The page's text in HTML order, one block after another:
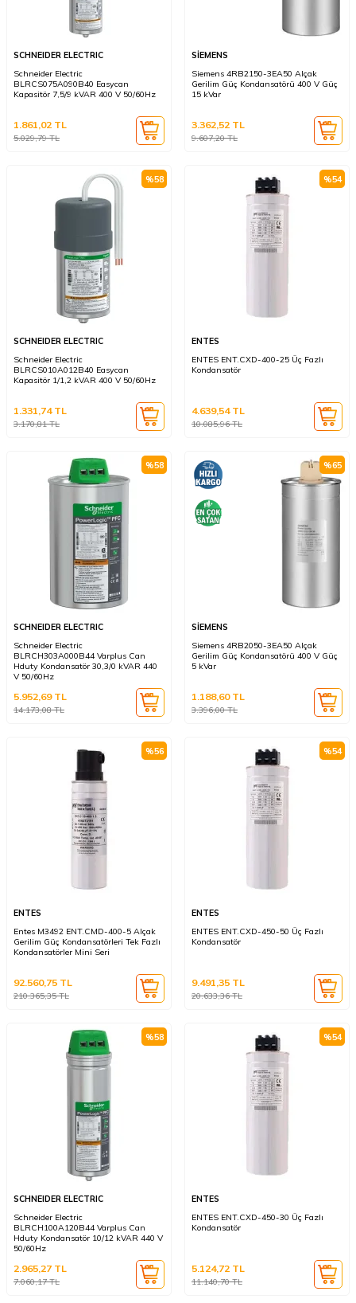
SCHNEIDER ELECTRIC
Schneider Electric
BLRCS075A090B40 Easycan
Kapasitör 7,5/9 kVAR 400 V 50/60Hz
5.029,79TL
1.861,02 TL
SİEMENS
Siemens 4RB2150-3EA50 Alçak
Gerilim Güç Kondansatörü 400 V Güç
15 kVar
9.607,20TL
3.362,52 TL
%58
SCHNEIDER ELECTRIC
Schneider Electric
BLRCS010A012B40 Easycan
Kapasitör 1/1,2 kVAR 400 V 50/60Hz
3.170,81TL
1.331,74TL
%54
ENTES
ENTES ENT.CXD-400-25 Üç Fazlı
Kondansatör
10.085,96TL
4.639,54TL
%58
SCHNEIDER ELECTRIC
Schneider Electric
BLRCH303A000B44 Varplus Can
Hduty Kondansatör 30,3/0 kVAR 440
V 50/60Hz
14.173,08TL
5.952,69TL
%65
SİEMENS
Siemens 4RB2050-3EA50 Alçak
Gerilim Güç Kondansatörü 400 V Güç
5 kVar
3.396,00TL
1.188,60TL
%56
ENTES
Entes M3492 ENT.CMD-400-5 Alçak
Gerilim Güç Kondansatörleri Tek Fazlı
Kondansatörler Mini Seri
210.365,35TL
92.560,75 TL
%54
ENTES
ENTES ENT.CXD-450-50 Üç Fazlı
Kondansatör
20.633,36TL
9.491,35 TL
%58
SCHNEIDER ELECTRIC
Schneider Electric
BLRCH100A120B44 Varplus Can
Hduty Kondansatör 10/12 kVAR 440 V
50/60Hz
7.060,17TL
2.965,27 TL
%54
ENTES
ENTES ENT.CXD-450-30 Üç Fazlı
Kondansatör
11.140,70TL
5.124,72 TL